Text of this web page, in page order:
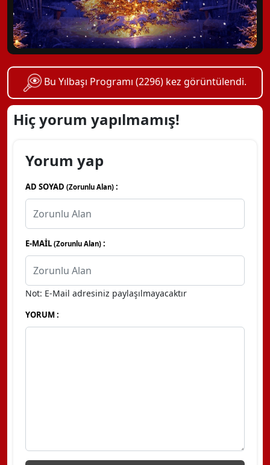
Bu Yılbaşı Programı (2296) kez görüntülendi.
Hiç yorum yapılmamış!
Yorum yap
AD SOYAD (Zorunlu Alan) :
E-MAİL (Zorunlu Alan) :
Not: E-Mail adresiniz paylaşılmayacaktır
YORUM :